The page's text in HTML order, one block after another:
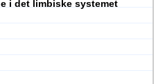
i det limbiske systemet